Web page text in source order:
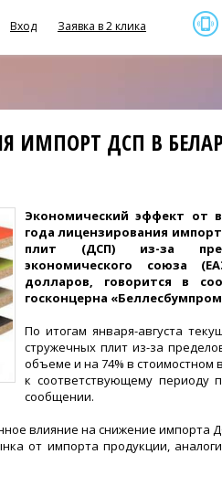
Вход Заявка в 2 клика
ИМПОРТ ДСП В
Экономический эффект от
года лицензирования
плит (ДСП) из-за
экономического союза
долларов, говорится в
госконцерна
По итогам января-августа
стружечных плит из-за
объеме и на 74% в
к соответствующему периоду
сообщении.
влияние на снижение импорта
от импорта продукции,